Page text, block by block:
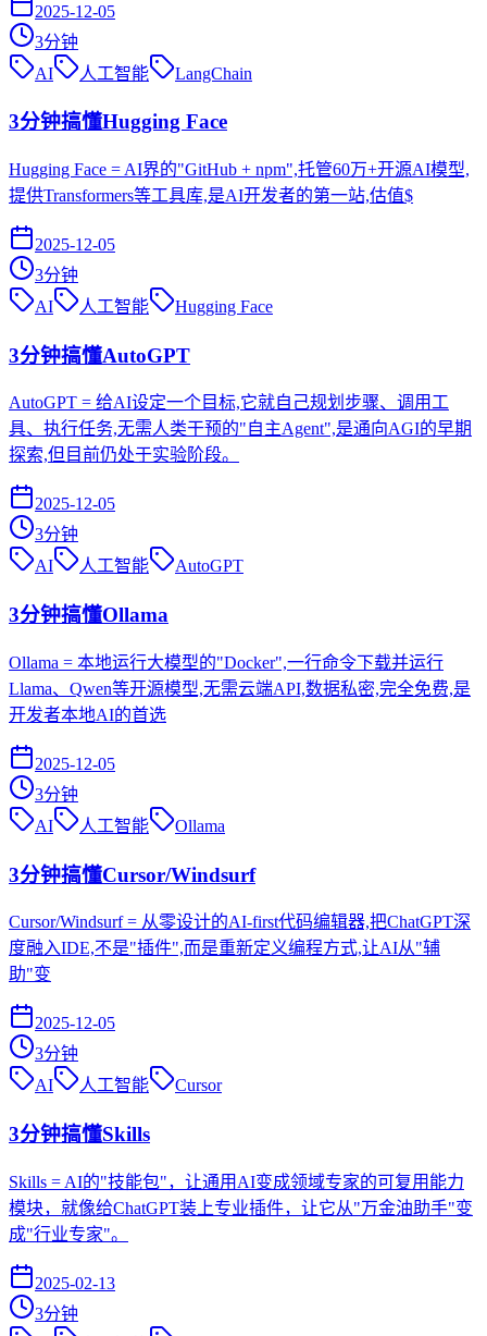
2025-12-05
3分钟
AI
人工智能 LangChain
3分钟搞懂Hugging Face
Hugging Face = AI界的"GitHub + npm",托管60万+开源AI模型,
提供Transformers等工具库,是AI开发者的第一站,估值$
2025-12-05
3分钟
AI
人工智能 Hugging Face
3分钟搞懂AutoGPT
AutoGPT = 给AI设定一个目标,它就自己规划步骤、调用工
具、执行任务,无需人类干预的"自主Agent",是通向AGI的早期
探索,但目前仍处于实验阶段。
2025-12-05
3分钟
AI
人工智能 AutoGPT
3分钟搞懂Ollama
Ollama = 本地运行大模型的"Docker",一行命令下载并运行
Llama、Qwen等开源模型,无需云端API,数据私密,完全免费,是
开发者本地AI的首选
2025-12-05
3分钟
AI
人工智能 Ollama
3分钟搞懂Cursor/Windsurf
Cursor/Windsurf = 从零设计的AI-first代码编辑器,把ChatGPT深
度融入IDE,不是"插件",而是重新定义编程方式,让AI从"辅
助"变
2025-12-05
3分钟
AI
人工智能 Cursor
3分钟搞懂Skills
Skills = AI的"技能包"，让通用AI变成领域专家的可复用能力
模块，就像给ChatGPT装上专业插件，让它从"万金油助手"变
成"行业专家"。
2025-02-13
3分钟